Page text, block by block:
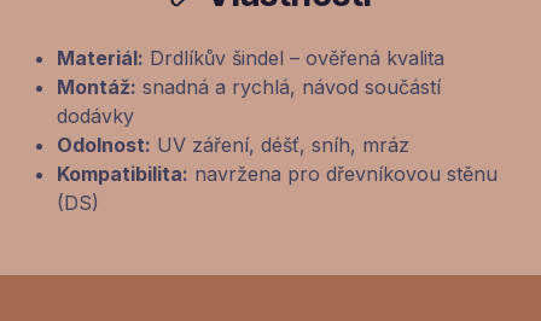
Materiál: Drdlíkův šindel – ověřená kvalita
Montáž: snadná a rychlá, návod součástí
dodávky
Odolnost: UV záření, déšť, sníh, mráz
Kompatibilita: navržena pro dřevníkovou stěnu
(DS)